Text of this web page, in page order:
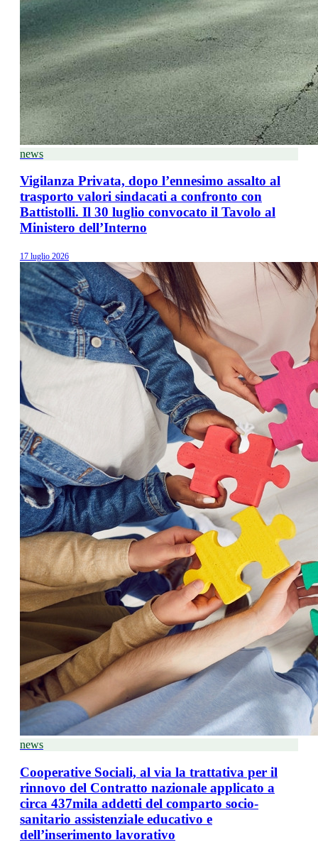
news
Vigilanza Privata, dopo l’ennesimo assalto al
trasporto valori sindacati a confronto con
Battistolli. Il 30 luglio convocato il Tavolo al
Ministero dell’Interno
17 luglio 2026
news
Cooperative Sociali, al via la trattativa per il
rinnovo del Contratto nazionale applicato a
circa 437mila addetti del comparto socio-
sanitario assistenziale educativo e
dell’inserimento lavorativo